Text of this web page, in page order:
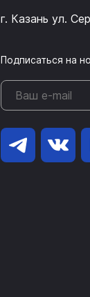
г. Казань ул.
Подписаться на